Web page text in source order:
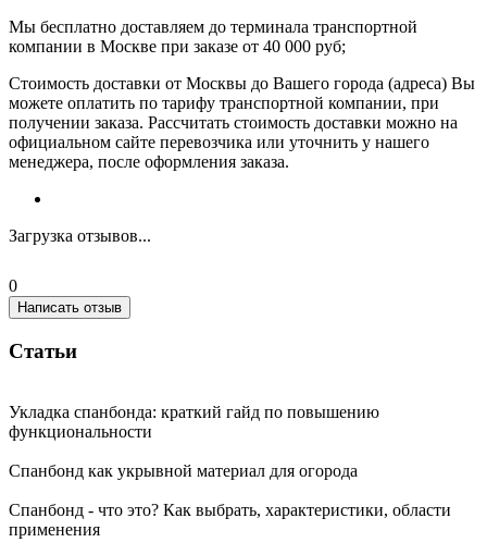
Мы бесплатно доставляем до терминала транспортной
компании в Москве при заказе от 40 000 руб;
Стоимость доставки от Москвы до Вашего города (адреса) Вы
можете оплатить по тарифу транспортной компании, при
получении заказа. Рассчитать стоимость доставки можно на
официальном сайте перевозчика или уточнить у нашего
менеджера, после оформления заказа.
Загрузка отзывов...
0
Написать отзыв
Статьи
Укладка спанбонда: краткий гайд по повышению
функциональности
Спанбонд как укрывной материал для огорода
Спанбонд - что это? Как выбрать, характеристики, области
применения